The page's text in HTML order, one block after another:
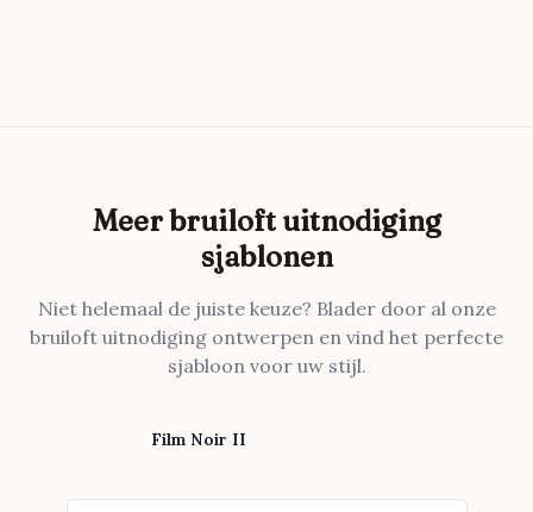
Meer bruiloft uitnodiging
sjablonen
Niet helemaal de juiste keuze? Blader door al onze
bruiloft uitnodiging ontwerpen en vind het perfecte
sjabloon voor uw stijl.
Film Noir II